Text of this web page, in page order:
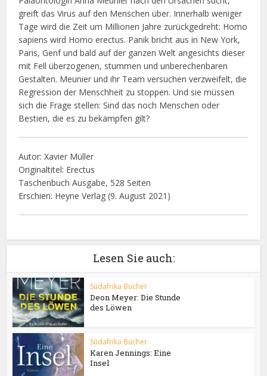
greift das Virus auf den Menschen über. Innerhalb weniger
Tage wird die Zeit um Millionen Jahre zurückgedreht: Homo
sapiens wird Homo erectus. Panik bricht aus in New York,
Paris, Genf und bald auf der ganzen Welt angesichts dieser
mit Fell überzogenen, stummen und unberechenbaren
Gestalten. Meunier und ihr Team versuchen verzweifelt, die
Regression der Menschheit zu stoppen. Und sie müssen
sich die Frage stellen: Sind das noch Menschen oder
Bestien, die es zu bekämpfen gilt?
Autor: Xavier Müller
Originaltitel: Erectus
Taschenbuch Ausgabe, 528 Seiten
Erschien: Heyne Verlag (9. August 2021)
Lesen Sie auch:
Südafrika Bücher
Deon Meyer: Die Stunde
des Löwen
Südafrika Bücher
Karen Jennings: Eine
Insel